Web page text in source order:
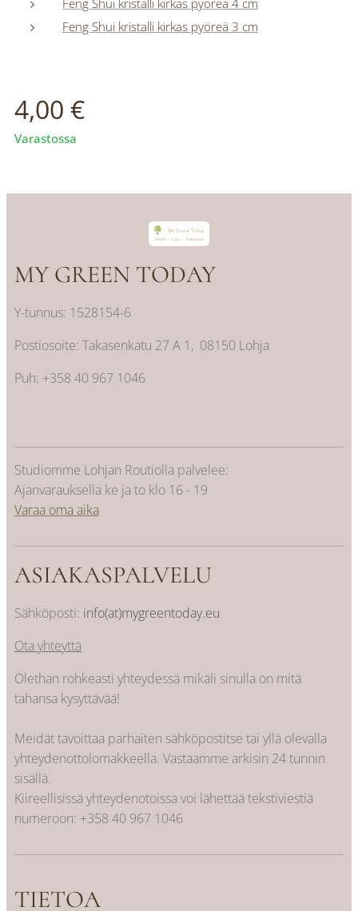
Feng Shui kristalli kirkas pyöreä 4 cm
Feng Shui kristalli kirkas pyöreä 3 cm
4,00 €
Varastossa
MY GREEN TODAY
Y-tunnus: 1528154-6
Postiosoite: Takasenkatu 27 A 1, 08150 Lohja
Puh: +358 40 967 1046
Studiomme Lohjan Routiolla palvelee:
Ajanvarauksella ke ja to klo 16 - 19
Varaa oma aika
ASIAKASPALVELU
Sähköposti: info(at)mygreentoday.eu
Ota yhteyttä
Olethan rohkeasti yhteydessä mikäli sinulla on mitä
tahansa kysyttävää!
Meidät tavoittaa parhaiten sähköpostitse tai yllä olevalla
yhteydenottolomakkeella. Vastaamme arkisin 24 tunnin
sisällä.
Kiireellisissä yhteydenotoissa voi lähettää tekstiviestiä
numeroon: +358 40 967 1046
TIETOA